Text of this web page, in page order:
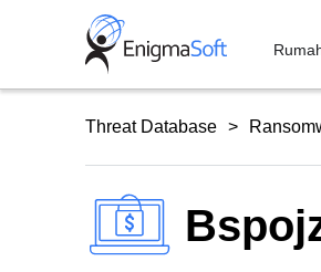
Threat Database